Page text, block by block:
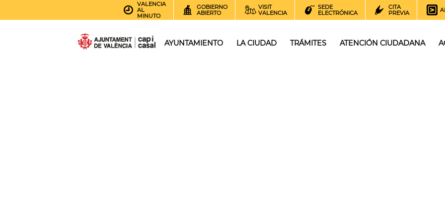
VALENCIA
AL
MINUTO
GOBIERNO
ABIERTO
VISIT
VALENCIA
SEDE
ELECTRÓNICA
CITA
PREVIA
AYUNTAMIENTO LA CIUDAD TRÁMITES ATENCIÓN CIUDADANA